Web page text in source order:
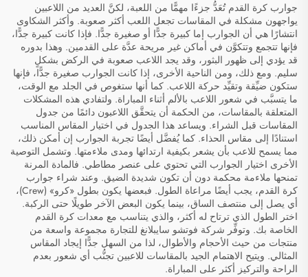
جوارب كرة القدم تُعَدُّ جزءًا مهمًّا من اللعبة، لكنَّ العديد من اللاعبين
يواجهون مشكلة في المقاسات تجعل اللعب أكثر صعوبة. وأكثر الشكاوى
انتشارًا هي أن الجوارب إما كبيرة جدًّا أو صغيرة جدًّا. فإذا كانت كبيرة جدًّا،
فإنها تتجمع وتتكوَّن في أماكن غير مريحة عدَّة على القدمين. وهذا بدوره
قد يؤدي إلى ظهور البثور، وقد يجد اللاعب صعوبة في الركض بشكلٍ
سليم. ومع ذلك، ومن الناحية الأخرى، إذا كانت الجوارب صغيرة جدًّا، فإنها
ستكون ضيِّقة وتقيِّد حركة اللاعب. كما أنها ستغوص في الجلد مع الوقت،
ما يتسبَّب في شعور اللاعب بالألم أثناء المباراة. ولتفادي هذه المشكلات
المتعلقة بالمقاسات، من الحكمة أن يتحقَّق اللاعبون دائمًا من جدول
المقاسات قبل الشراء. ويساعد هذا الجدول في اختيار المقاس المناسب
استنادًا إلى مقاس الحذاء. كما يُفضَّل أيضًا تجربة الجوارب إن أمكن ذلك،
مما يسمح للاعب بأن يشعر بكيفية ارتدائها ومدى ملاءمتها. وتشمل التوصية
الأخرى اختيار الجوارب التي تحتوي على عنصر مطاطي. فالمادة المرنة
تمنحها ملاءمة محكمة دون أن تكون شديدة الضيق. وعند شراء جوارب
كرة القدم، يجب أيضًا مراعاة الطول. فبعضها يكون بطول «كرو» (Crew)،
أي يصل إلى منتصف الساق، بينما يكون البعض الآخر طويلًا حتى الركبة.
اختر الطول الذي ترتاح له أكثر، والذي يتناسب مع معدات كرة القدم
الخاصة بك. وتوفِّر شركة فوتشو سايبلانغ للتجارة مجموعة واسعة من
منتجات من حيث الأحجام والأطوال، لذا من السهل جدًّا إيجاد المقاس
المثالي. ويتيح الاهتمام الجيد بالمقاسات للاعبين تجنُّب أي شعور بعدم
الراحة والتركيز أكثر على المباراة.